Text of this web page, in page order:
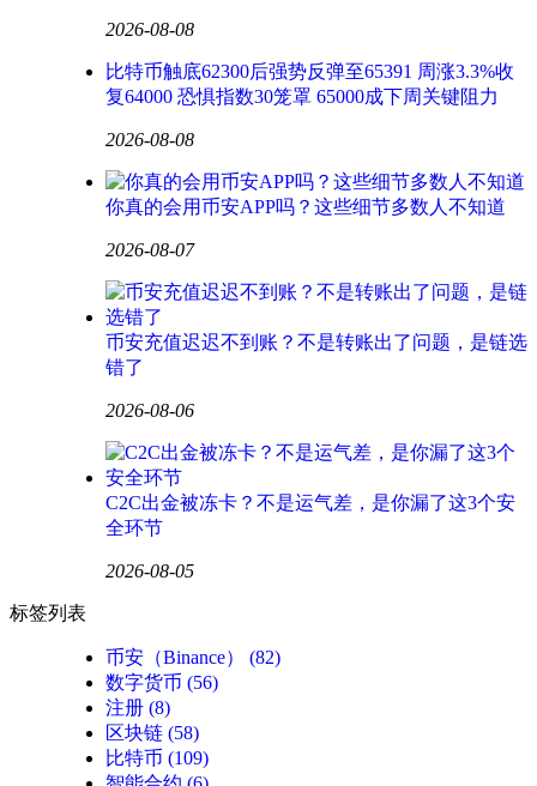
2026-08-08
比特币触底62300后强势反弹至65391 周涨3.3%收
复64000 恐惧指数30笼罩 65000成下周关键阻力
2026-08-08
你真的会用币安APP吗？这些细节多数人不知道
2026-08-07
币安充值迟迟不到账？不是转账出了问题，是链选
错了
2026-08-06
C2C出金被冻卡？不是运气差，是你漏了这3个安
全环节
2026-08-05
标签列表
币安（Binance）
(82)
数字货币 (56)
注册 (8)
区块链 (58)
比特币 (109)